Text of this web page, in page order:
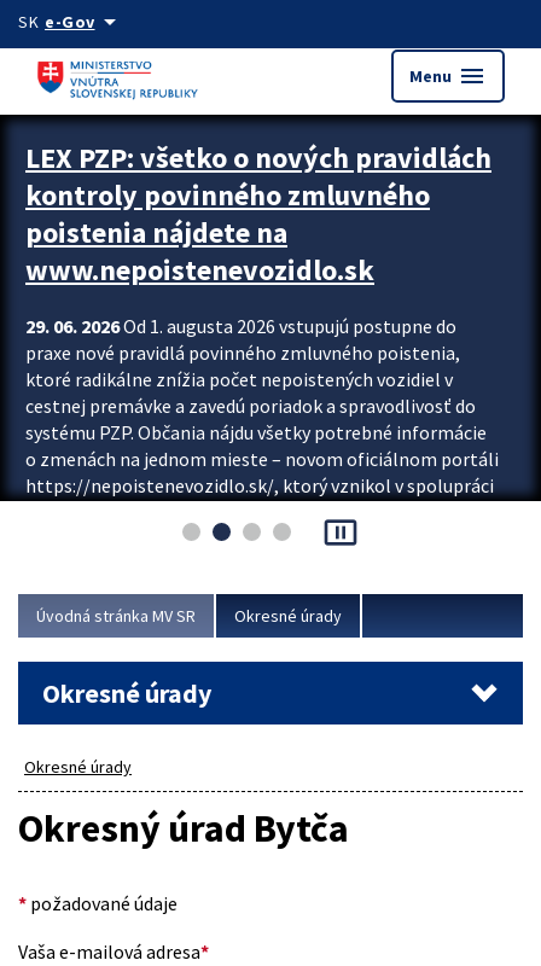
Preskocit na hlavný obsah
SK e-Govarrow_drop_down
Menu menu
Zastavit automatický posun upútavok
LEX PZP: všetko o nových pravidlách
kontroly povinného zmluvného
poistenia nájdete na
www.nepoistenevozidlo.sk
29. 06. 2026Od 1. augusta 2026 vstupujú postupne do
praxe nové pravidlá povinného zmluvného poistenia,
ktoré radikálne znížia počet nepoistených vozidiel v
cestnej premávke a zavedú poriadok a spravodlivosť do
systému PZP. Občania nájdu všetky potrebné informácie
o zmenách na jednom mieste – novom oficiálnom portáli
https://nepoistenevozidlo.sk/, ktorý vznikol v spolupráci
asociácie poisťovní (SLASPO) a Ministerstva vnútra SR.
Viac
pause_presentation
Úvodná stránka MV SR Okresné úrady
Okresné úrady
Okresné úrady
Okresný úrad Bytča
* požadované údaje
Vaša e-mailová adresa*